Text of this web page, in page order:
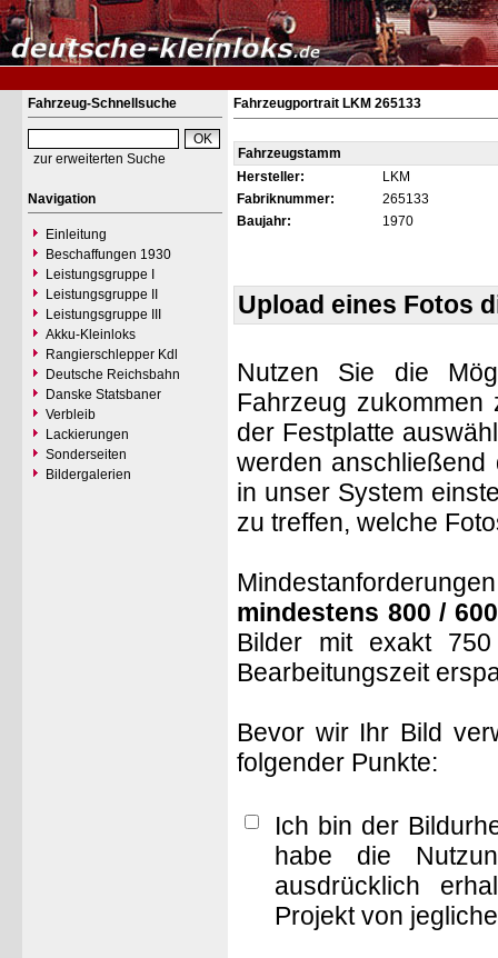
Fahrzeug-Schnellsuche
zur erweiterten Suche
Navigation
Einleitung
Beschaffungen 1930
Leistungsgruppe I
Leistungsgruppe II
Leistungsgruppe III
Akku-Kleinloks
Rangierschlepper Kdl
Deutsche Reichsbahn
Danske Statsbaner
Verbleib
Lackierungen
Sonderseiten
Bildergalerien
Fahrzeugportrait LKM 265133
Fahrzeugstamm
Hersteller:
LKM
Fabriknummer:
265133
Baujahr:
1970
Upload eines Fotos
Nutzen Sie die
Fahrzeug
der Festplatte
werden anschließend
in unser System
zu treffen, welche
mindestens 800 /
Bilder mit exakt
Bearbeitungszeit
Bevor wir Ihr Bild
folgender Punkte:
Ich bin der
habe die
ausdrücklich
Projekt von